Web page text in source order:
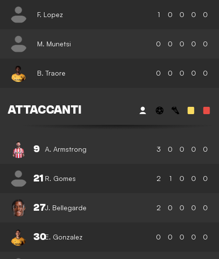
F. Lopez 1 0 0 0 0
M. Munetsi 0 0 0 0 0
B. Traore 0 0 0 0 0
ATTACCANTI
9 A. Armstrong 3 0 0 0 0
21 R. Gomes 2 1 0 0 0
27J. Bellegarde 2 0 0 0 0
30E. Gonzalez 0 0 0 0 0